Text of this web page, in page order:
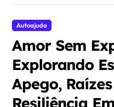
Autoajuda
Amor Sem
Explorando
Apego,
Resiliência